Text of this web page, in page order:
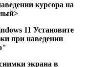
курсора на
Установите
при наведении
экрана в